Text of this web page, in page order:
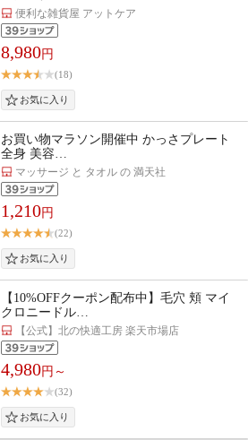
便利な雑貨屋 アットケア
8,980円
(18)
お買い物マラソン開催中 かっさプレート
全身 美容…
マッサージ と タオル の 満天社
1,210円
(22)
【10%OFFクーポン配布中】毛穴 頬 マイ
クロニードル…
【公式】北の快適工房 楽天市場店
4,980円～
(32)